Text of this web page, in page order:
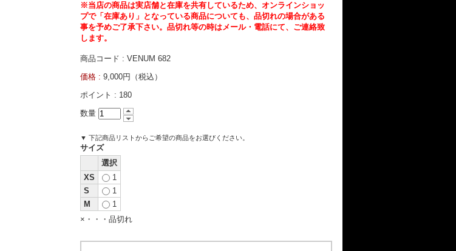
※当店の商品は実店舗と在庫を共有しているため、オンラインショッ
プで「在庫あり」となっている商品についても、品切れの場合がある
事を予めご了承下さい。品切れ等の時はメール・電話にて、ご連絡致
します。
商品コード : VENUM 682
価格 : 9,000円（税込）
ポイント : 180
数量
▼ 下記商品リストからご希望の商品をお選びください。
サイズ
選択
XS
1
S
1
M
1
×・・・品切れ